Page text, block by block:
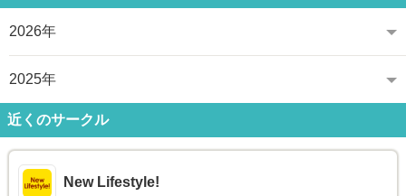
2026年
2025年
近くのサークル
New Lifestyle!